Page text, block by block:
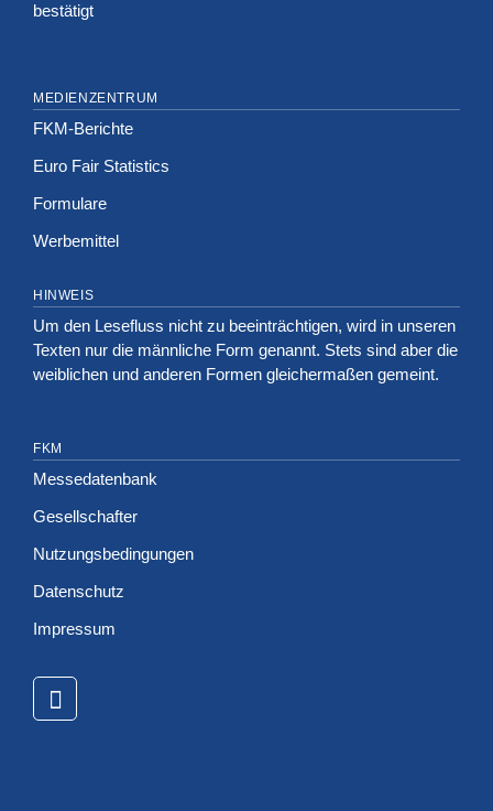
bestätigt
MEDIENZENTRUM
FKM-Berichte
Euro Fair Statistics
Formulare
Werbemittel
HINWEIS
Um den Lesefluss nicht zu beeinträchtigen, wird in unseren
Texten nur die männliche Form genannt. Stets sind aber die
weiblichen und anderen Formen gleichermaßen gemeint.
FKM
Messedatenbank
Gesellschafter
Nutzungsbedingungen
Datenschutz
Impressum